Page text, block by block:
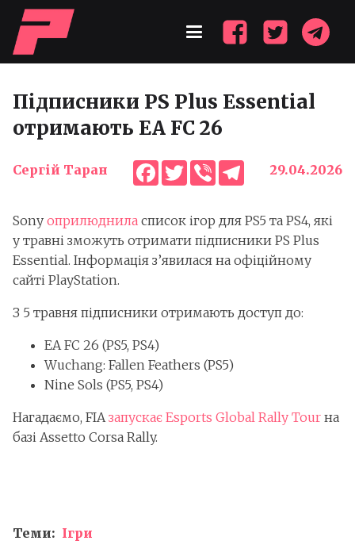
Підписники PS Plus Essential
отримають EA FC 26
Сергій Таран Facebook
TwitterViber Telegram
29.04.2026
Sony оприлюднила список ігор для PS5 та PS4, які
у травні зможуть отримати підписники PS Plus
Essential. Інформація з’явилася на офіційному
сайті PlayStation.
З 5 травня підписники отримають доступ до:
EA FC 26 (PS5, PS4)
Wuchang: Fallen Feathers (PS5)
Nine Sols (PS5, PS4)
Нагадаємо, FIAзапускає Esports Global Rally Tour на
базі Assetto Corsa Rally.
Теми: Ігри